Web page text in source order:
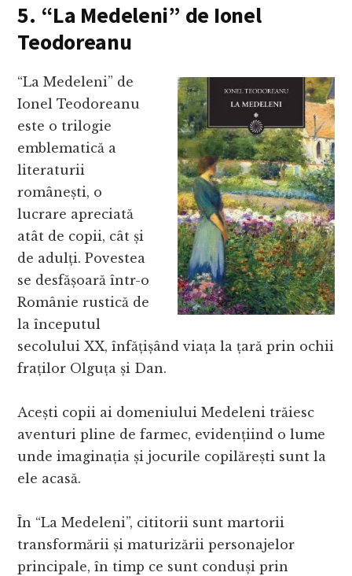
5. “La Medeleni” de Ionel
Teodoreanu
“La Medeleni” de
Ionel Teodoreanu
este o trilogie
emblematică a
literaturii
românești, o
lucrare apreciată
atât de copii, cât și
de adulți. Povestea
se desfășoară într-o
Românie rustică de
la începutul
secolului XX, înfățișând viața la țară prin ochii
fraților Olguța și Dan.
Acești copii ai domeniului Medeleni trăiesc
aventuri pline de farmec, evidențiind o lume
unde imaginația și jocurile copilărești sunt la
ele acasă.
În “La Medeleni”, cititorii sunt martorii
transformării și maturizării personajelor
principale, în timp ce sunt conduși prin